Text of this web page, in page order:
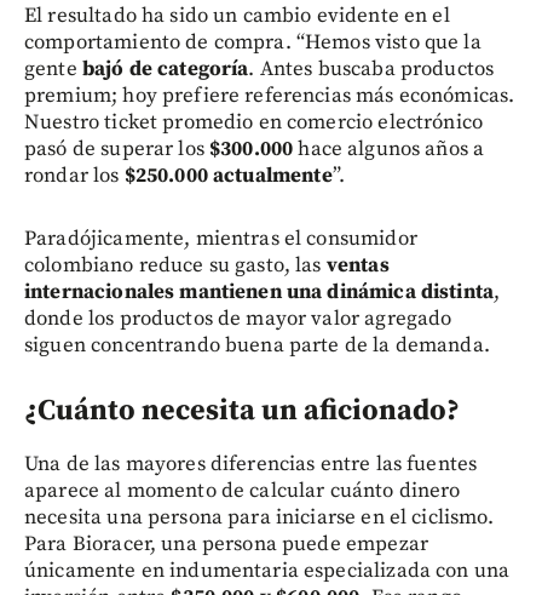
El resultado ha sido un cambio evidente en el
comportamiento de compra. “Hemos visto que la
gente bajó de categoría. Antes buscaba productos
premium; hoy prefiere referencias más económicas.
Nuestro ticket promedio en comercio electrónico
pasó de superar los $300.000hace algunos años a
rondar los $250.000 actualmente”.
Paradójicamente, mientras el consumidor
colombiano reduce su gasto, las ventas
internacionales mantienen una dinámica distinta,
donde los productos de mayor valor agregado
siguen concentrando buena parte de la demanda.
¿Cuánto necesita un aficionado?
Una de las mayores diferencias entre las fuentes
aparece al momento de calcular cuánto dinero
necesita una persona para iniciarse en el ciclismo.
Para Bioracer, una persona puede empezar
únicamente en indumentaria especializada con una